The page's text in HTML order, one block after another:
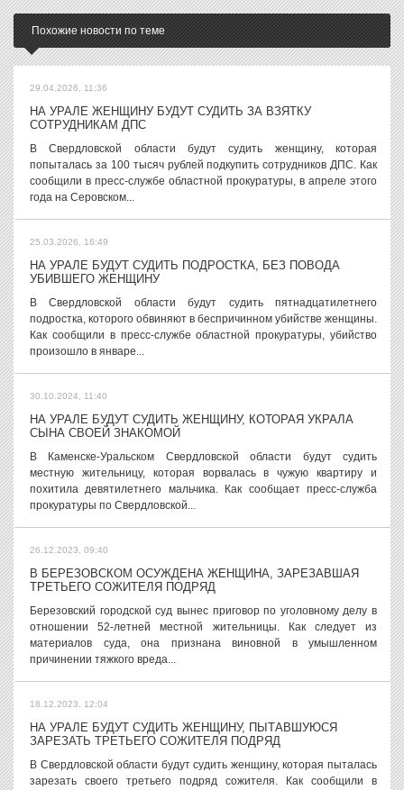
Похожие новости по теме
29.04.2026, 11:36
НА УРАЛЕ ЖЕНЩИНУ БУДУТ СУДИТЬ ЗА ВЗЯТКУ
СОТРУДНИКАМ ДПС
В Свердловской области будут судить женщину, которая
попыталась за 100 тысяч рублей подкупить сотрудников ДПС. Как
сообщили в пресс-службе областной прокуратуры, в апреле этого
года на Серовском...
25.03.2026, 16:49
НА УРАЛЕ БУДУТ СУДИТЬ ПОДРОСТКА, БЕЗ ПОВОДА
УБИВШЕГО ЖЕНЩИНУ
В Свердловской области будут судить пятнадцатилетнего
подростка, которого обвиняют в беспричинном убийстве женщины.
Как сообщили в пресс-службе областной прокуратуры, убийство
произошло в январе...
30.10.2024, 11:40
НА УРАЛЕ БУДУТ СУДИТЬ ЖЕНЩИНУ, КОТОРАЯ УКРАЛА
СЫНА СВОЕЙ ЗНАКОМОЙ
В Каменске-Уральском Свердловской области будут судить
местную жительницу, которая ворвалась в чужую квартиру и
похитила девятилетнего мальчика. Как сообщает пресс-служба
прокуратуры по Свердловской...
26.12.2023, 09:40
В БЕРЕЗОВСКОМ ОСУЖДЕНА ЖЕНЩИНА, ЗАРЕЗАВШАЯ
ТРЕТЬЕГО СОЖИТЕЛЯ ПОДРЯД
Березовский городской суд вынес приговор по уголовному делу в
отношении 52-летней местной жительницы. Как следует из
материалов суда, она признана виновной в умышленном
причинении тяжкого вреда...
18.12.2023, 12:04
НА УРАЛЕ БУДУТ СУДИТЬ ЖЕНЩИНУ, ПЫТАВШУЮСЯ
ЗАРЕЗАТЬ ТРЕТЬЕГО СОЖИТЕЛЯ ПОДРЯД
В Свердловской области будут судить женщину, которая пыталась
зарезать своего третьего подряд сожителя. Как сообщили в